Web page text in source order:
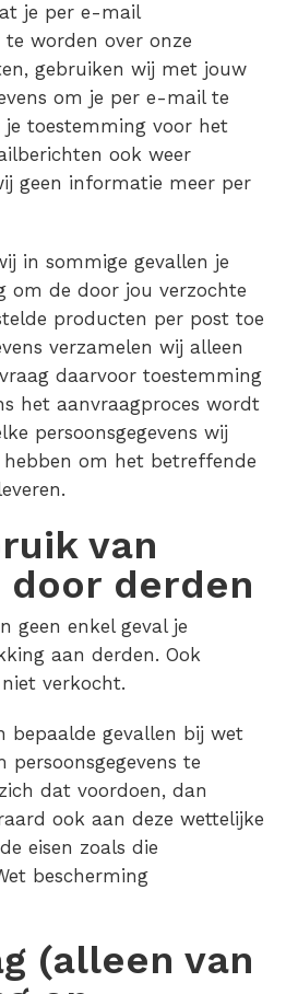
je per e-mail
worden over onze
gebruiken wij met jouw
om je per e-mail te
toestemming voor het
ook weer
geen informatie meer per
in sommige gevallen je
om de door jou verzochte
producten per post toe
verzamelen wij alleen
daarvoor toestemming
het aanvraagproces wordt
persoonsgegevens wij
hebben om het betreffende
van
door derden
geen enkel geval je
aan derden. Ook
verkocht.
bepaalde gevallen bij wet
te
dat voordoen, dan
ook aan deze wettelijke
eisen zoals die
bescherming
(alleen van